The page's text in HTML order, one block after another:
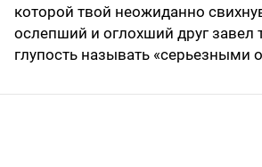
которой твой неожиданно
ослепший и оглохший друг завел
глупость называть «серьезными